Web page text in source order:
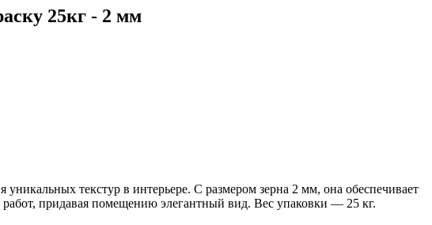
25кг - 2 мм
текстур в интерьере. С размером зерна 2 мм, она обеспечивает
работ, придавая помещению элегантный вид. Вес упаковки — 25 кг.